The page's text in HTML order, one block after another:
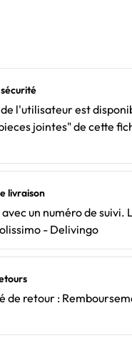
l'utilisateur est
jointes" de cette
livraison
un numéro de suivi.
- Delivingo
de retour :